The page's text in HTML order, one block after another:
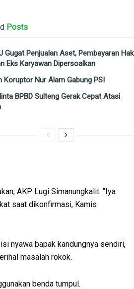
Posts
Gugat Penjualan Aset, Pembayaran Hak
Eks Karyawan Dipersoalkan
Koruptor Nur Alam Gabung PSI
BPBD Sulteng Gerak Cepat Atasi
AKP Lugi Simanungkalit. “Iya
saat dikonfirmasi, Kamis
nyawa bapak kandungnya sendiri,
masalah rokok.
benda tumpul.